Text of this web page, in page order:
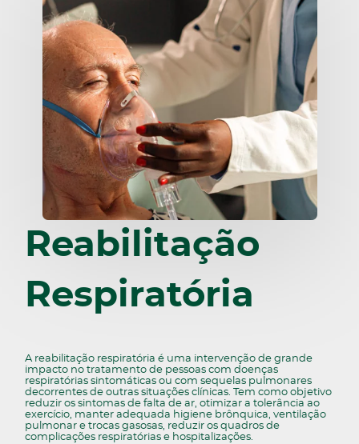
Reabilitação
Respiratória
A reabilitação respiratória é uma intervenção de grande
impacto no tratamento de pessoas com doenças
respiratórias sintomáticas ou com sequelas pulmonares
decorrentes de outras situações clínicas. Tem como objetivo
reduzir os sintomas de falta de ar, otimizar a tolerância ao
exercício, manter adequada higiene brônquica, ventilação
pulmonar e trocas gasosas, reduzir os quadros de
complicações respiratórias e hospitalizações.